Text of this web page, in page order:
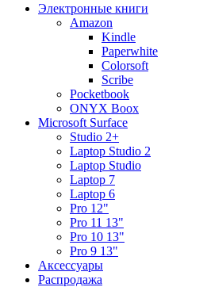
Электронные книги
Amazon
Kindle
Paperwhite
Colorsoft
Scribe
Pocketbook
ONYX Boox
Microsoft Surface
Studio 2+
Laptop Studio 2
Laptop Studio
Laptop 7
Laptop 6
Pro 12"
Pro 11 13"
Pro 10 13"
Pro 9 13"
Аксессуары
Распродажа